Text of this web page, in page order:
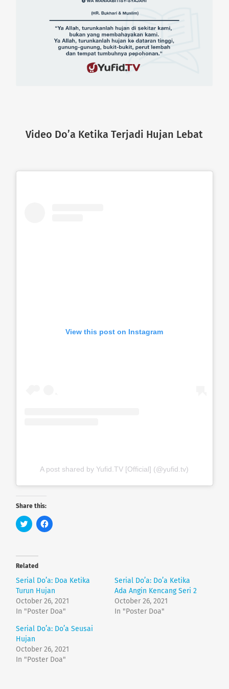
Video Do’a Ketika Terjadi Hujan Lebat
View this post on Instagram
A post shared by Yufid.TV [Official] (@yufid.tv)
Share this:
C
l
t
o
s
a
r
e
o
n
T
i
t
t
e
r
(
C
l
a
r
e
o
n
F
c
o
o
k
Related
Serial Do’a: Doa Ketika
Turun Hujan
October 26, 2021
In "Poster Doa"
Serial Do’a: Do’a Ketika
Ada Angin Kencang Seri 2
October 26, 2021
In "Poster Doa"
Serial Do’a: Do’a Seusai
Hujan
October 26, 2021
In "Poster Doa"